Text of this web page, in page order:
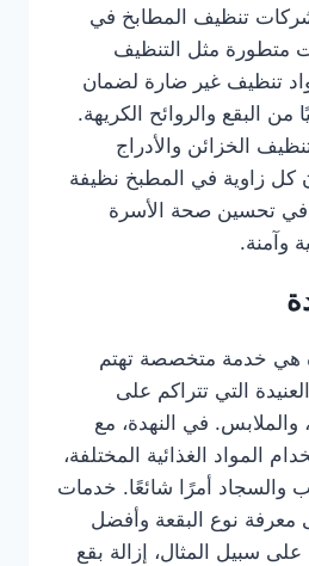
شركات تنظيف المطابخ في
متطورة مثل التنظيف
تنظيف غير ضارة لضمان
من البقع والروائح الكريهة.
الخزائن والأدراج
كل زاوية في المطبخ نظيفة
في تحسين صحة الأسرة
وآمنة.
هي خدمة متخصصة تهتم
التي تتراكم على
والملابس. في النهدة، مع
المواد الغذائية المختلفة،
والسجاد أمرًا شائعًا. خدمات
معرفة نوع البقعة وأفضل
سبيل المثال، إزالة بقع